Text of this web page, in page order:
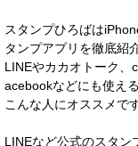
スタンプひろばは
タンプアプリを徹底紹
LINEやカカオトーク、
acebookなどにも使え
こんな人にオススメで
LINEなど公式のスタン